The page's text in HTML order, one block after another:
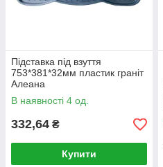
Підставка під взуття
753*381*32мм пластик граніт
Алеана
В наявності 4 од.
332,64 ₴
Купити